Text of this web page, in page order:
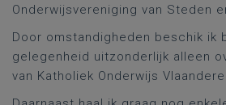
Onderwijsvereniging van Steden
Door omstandigheden beschik ik
gelegenheid uitzonderlijk alleen
van Katholiek Onderwijs